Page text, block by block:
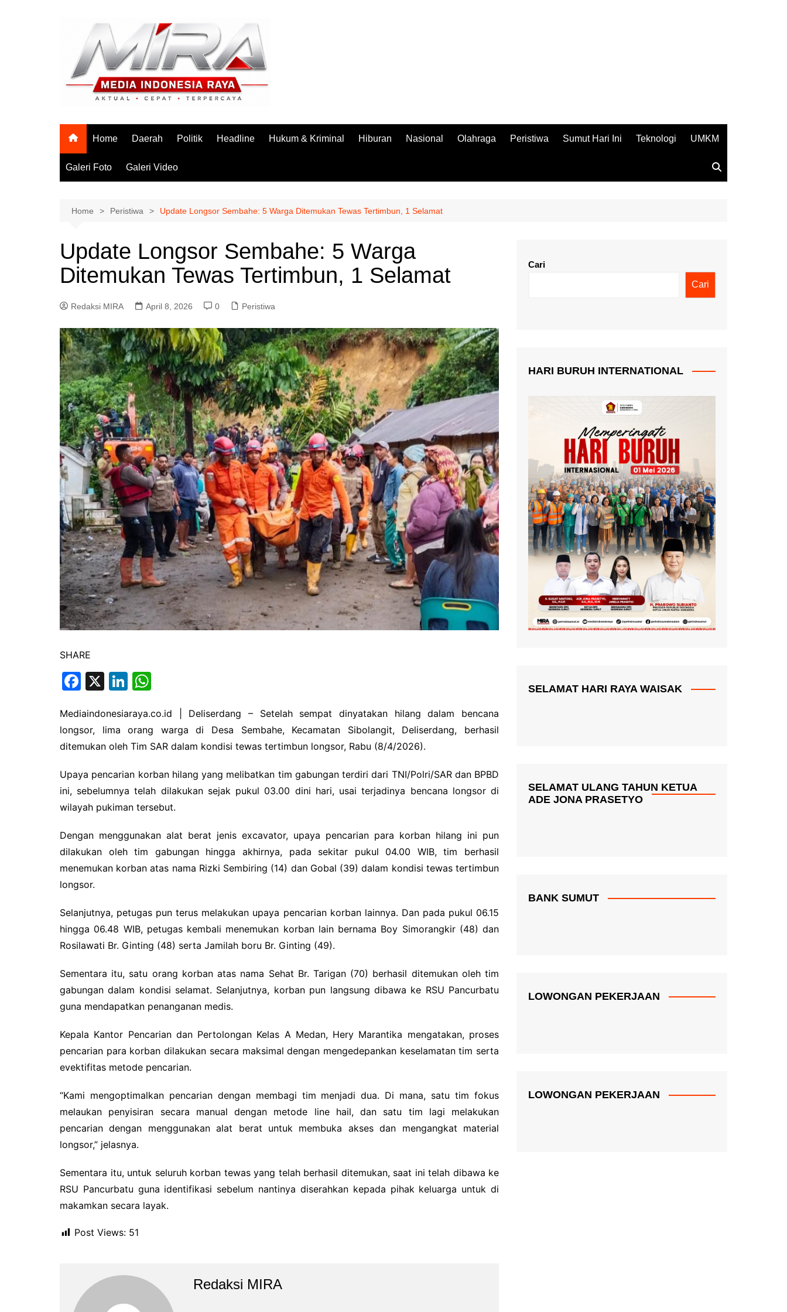
Home Daerah Politik Headline Hukum & Kriminal Hiburan Nasional Olahraga Peristiwa Sumut Hari Ini Teknologi UMKM
Galeri Foto Galeri Video
Home Peristiwa Update Longsor Sembahe: 5 Warga Ditemukan Tewas Tertimbun, 1 Selamat
Update Longsor Sembahe: 5 Warga
Ditemukan Tewas Tertimbun, 1 Selamat
Redaksi MIRA April 8, 2026 0 Peristiwa
SHARE
F
c
e
b
o
o
k
X
Li
k
e
dI
n
at
s
A
p
p
Mediaindonesiaraya.co.id | Deliserdang – Setelah sempat dinyatakan hilang dalam bencana
longsor, lima orang warga di Desa Sembahe, Kecamatan Sibolangit, Deliserdang, berhasil
ditemukan oleh Tim SAR dalam kondisi tewas tertimbun longsor, Rabu (8/4/2026).
Upaya pencarian korban hilang yang melibatkan tim gabungan terdiri dari TNI/Polri/SAR dan BPBD
ini, sebelumnya telah dilakukan sejak pukul 03.00 dini hari, usai terjadinya bencana longsor di
wilayah pukiman tersebut.
Dengan menggunakan alat berat jenis excavator, upaya pencarian para korban hilang ini pun
dilakukan oleh tim gabungan hingga akhirnya, pada sekitar pukul 04.00 WIB, tim berhasil
menemukan korban atas nama Rizki Sembiring (14) dan Gobal (39) dalam kondisi tewas tertimbun
longsor.
Selanjutnya, petugas pun terus melakukan upaya pencarian korban lainnya. Dan pada pukul 06.15
hingga 06.48 WIB, petugas kembali menemukan korban lain bernama Boy Simorangkir (48) dan
Rosilawati Br. Ginting (48) serta Jamilah boru Br. Ginting (49).
Sementara itu, satu orang korban atas nama Sehat Br. Tarigan (70) berhasil ditemukan oleh tim
gabungan dalam kondisi selamat. Selanjutnya, korban pun langsung dibawa ke RSU Pancurbatu
guna mendapatkan penanganan medis.
Kepala Kantor Pencarian dan Pertolongan Kelas A Medan, Hery Marantika mengatakan, proses
pencarian para korban dilakukan secara maksimal dengan mengedepankan keselamatan tim serta
evektifitas metode pencarian.
“Kami mengoptimalkan pencarian dengan membagi tim menjadi dua. Di mana, satu tim fokus
melaukan penyisiran secara manual dengan metode line hail, dan satu tim lagi melakukan
pencarian dengan menggunakan alat berat untuk membuka akses dan mengangkat material
longsor,” jelasnya.
Sementara itu, untuk seluruh korban tewas yang telah berhasil ditemukan, saat ini telah dibawa ke
RSU Pancurbatu guna identifikasi sebelum nantinya diserahkan kepada pihak keluarga untuk di
makamkan secara layak.
Post Views: 51
Redaksi MIRA
Cari
Cari
HARI BURUH INTERNATIONAL
SELAMAT HARI RAYA WAISAK
SELAMAT ULANG TAHUN KETUA
ADE JONA PRASETYO
BANK SUMUT
LOWONGAN PEKERJAAN
LOWONGAN PEKERJAAN